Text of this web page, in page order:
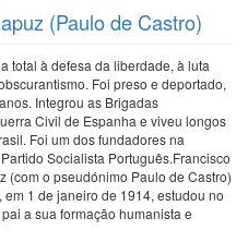
(Paulo de Castro)
total à defesa da liberdade, à luta
Foi preso e deportado,
Integrou as Brigadas
Civil de Espanha e viveu longos
Foi um dos fundadores na
Socialista Português.Francisco
(com o pseudónimo Paulo de Castro)
em 1 de janeiro de 1914, estudou no
a sua formação humanista e